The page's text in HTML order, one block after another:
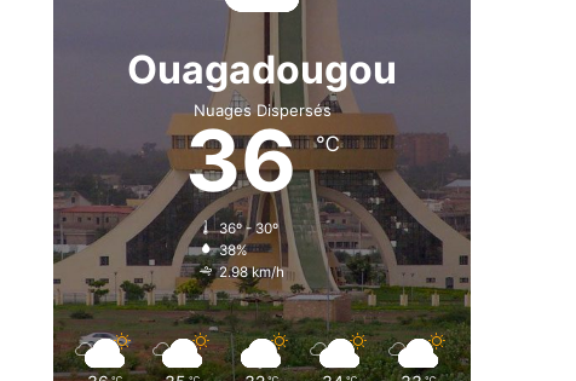
Ouagadougou
Nuages Dispersés
36℃
36º - 30º
38%
2.98 km/h